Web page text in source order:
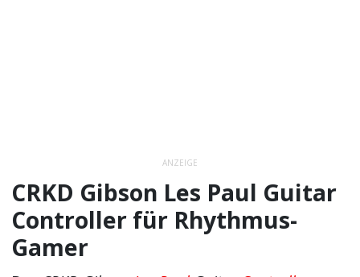
ANZEIGE
CRKD Gibson Les Paul Guitar
Controller für Rhythmus-
Gamer